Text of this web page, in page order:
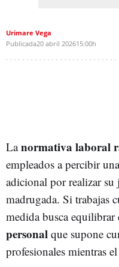
Urimare Vega
Publicada20 abril 202615:00h
Lanormativa laboral
empleados a percibir
adicional por realizar
madrugada. Si trabajas
medida busca equilibrar
personal que supone
profesionales mientras